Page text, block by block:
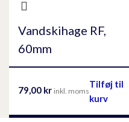
Vandskihage RF,
60mm
79,00 kr inkl. moms
Tilføj til
kurv